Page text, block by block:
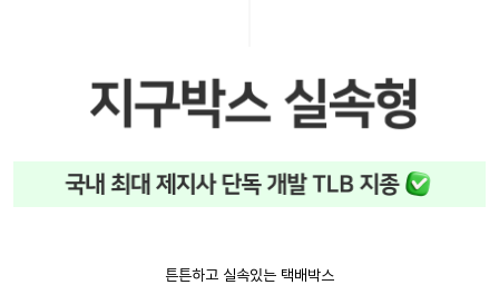
튼튼하고 실속있는 택배박스